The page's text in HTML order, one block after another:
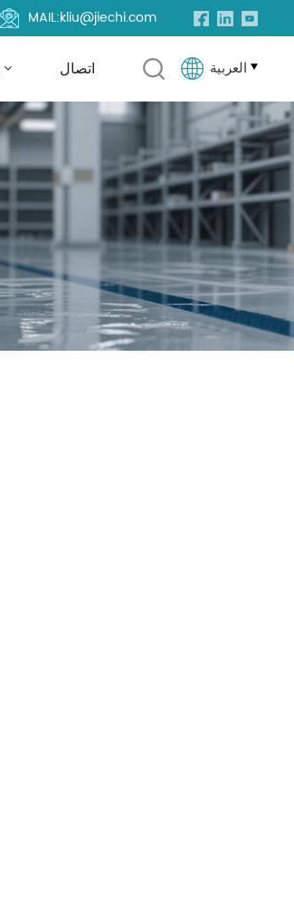
MAIL:kliu@jiechi.com
اتصال العربية
English
Français
Русский
Español
Português
العربية